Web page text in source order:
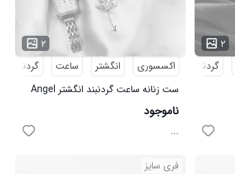
۲
گردنبند
۲
اکسسوری
انگشتر ساعت
گردنبند
ست زنانه ساعت گردنبند انگشتر Angel
مدل 3674
ناموجود
...
فری سایز